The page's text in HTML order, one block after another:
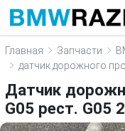
Главная Запчасти
датчик дорожного
Датчик
G05 рест. G05